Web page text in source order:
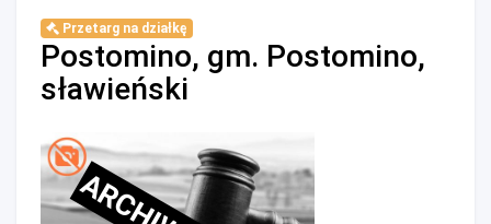
Przetarg na działkę
Postomino, gm. Postomino,
sławieński